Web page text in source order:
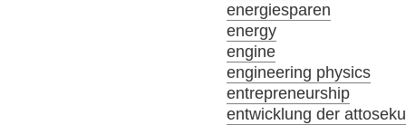
energiesparen
energy
engine
engineering physics
entrepreneurship
entwicklung der